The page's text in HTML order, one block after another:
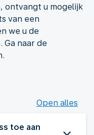
ontvangt u mogelijk
van een
we u de
Ga naar de
Open alles
toe aan